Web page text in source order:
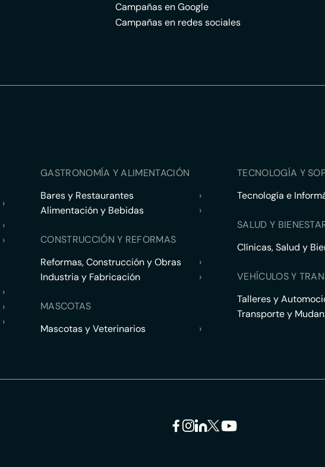
Campañas en Google
Campañas en redes sociales
›
›
›
›
›
›
GASTRONOMÍA Y ALIMENTACIÓN
Bares y Restaurantes
›
Alimentación y Bebidas
›
CONSTRUCCIÓN Y REFORMAS
Reformas, Construcción y Obras
›
Industria y Fabricación
›
MASCOTAS
Mascotas y Veterinarios
›
TECNOLOGÍA Y
Tecnología e
SALUD Y
Clínicas, Salud y
VEHÍCULOS Y
Talleres y
Transporte y